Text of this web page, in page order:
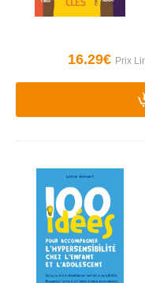
16.29€